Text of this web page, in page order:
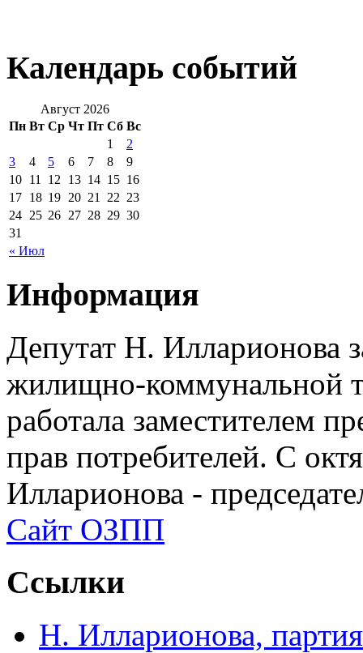
Календарь событий
Август 2026
Пн Вт Ср Чт Пт Сб Вс
« Июл
1
2
3
4 5 6 7 8
9
10 11 12 13 14 15 16
17 18 19 20 21 22 23
24 25 26 27 28 29 30
31
Информация
Депутат Н. Илларионова
жилищно-коммунальной
работала заместителем
прав потребителей. С
Илларионова -
Сайт ОЗПП
Ссылки
Н. Илларионова,